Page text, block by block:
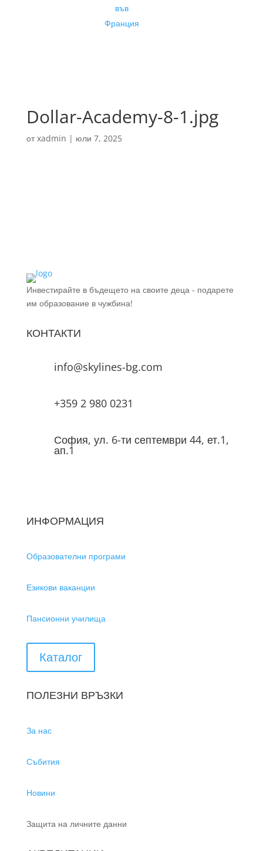
във
Франция
Dollar-Academy-8-1.jpg
отxadmin | юли 7, 2025
Инвестирайте в бъдещето на своите деца - подарете
им образование в чужбина!
КОНТАКТИ
info@skylines-bg.com
+359 2 980 0231
София, ул. 6-ти септември 44, ет.1,
ап.1
ИНФОРМАЦИЯ
Образователни програми
Езикови ваканции
Пансионни училища
Каталог
ПОЛЕЗНИ ВРЪЗКИ
За нас
Събития
Новини
Защита на личните данни